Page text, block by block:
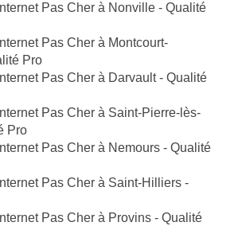
Pas Cher à Nonville - Qualité
Pas Cher à Montcourt-
Pro
Pas Cher à Darvault - Qualité
Pas Cher à Saint-Pierre-lès-
Pro
Pas Cher à Nemours - Qualité
Pas Cher à Saint-Hilliers -
Pas Cher à Provins - Qualité